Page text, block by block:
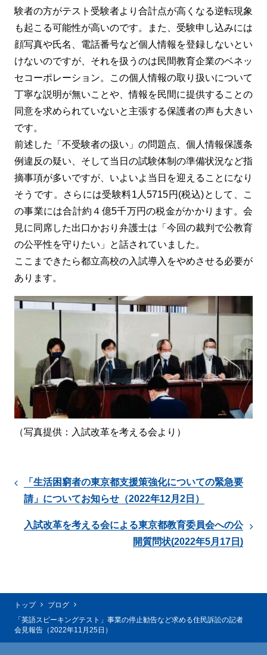
験者の方がテスト受験者より合計点が高くなる逆転現象
も起こる可能性が高いのです。また、受験申し込みには
顔写真や氏名、電話番号など個人情報を登録しないとい
けないのですが、それを扱うのは民間教育企業のベネッ
セコーポレーション。この個人情報の取り扱いについて
丁寧な説明が無いことや、情報を民間に提供することの
同意を求められていないと主張する保護者の声も大きい
です。
前述した「不受験者の扱い」の問題点、個人情報保護条
例違反の疑い、そして当日の試験体制の準備状況など指
摘事項が多いですが、いよいよ当日を迎えることになり
そうです。さらには受験料1人5715円(税込)として、こ
の事業には合計約４億5千万円の税金がかかります。会
見に同席した出口かおり弁護士は「今回の裁判で公教育
の公平性を守りたい」と話されていました。
ここまできたら都立高校の入試導入をやめさせる必要が
あります。
（写真提供：入試改革を考える会より）
「生活困窮者の東京都支援策強化についての緊急要
請」についてお知らせ（2022年12月2日）
入試改革を考える会による東京都教育委員会への公
開質問状(2022年5月17日)
トップ
ブログ
「英語スピーキングテスト」事業の停止勧告など求める住民訴訟の記者
会見報告（2022年11月25日）